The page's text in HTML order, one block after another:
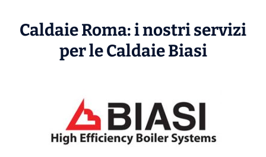
Caldaie Roma: i nostri servizi
per le CaldaieBiasi